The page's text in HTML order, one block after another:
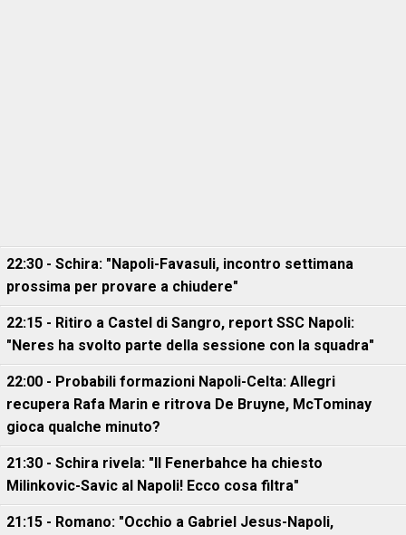
22:30 - Schira: "Napoli-Favasuli, incontro settimana
prossima per provare a chiudere"
22:15 - Ritiro a Castel di Sangro, report SSC Napoli:
"Neres ha svolto parte della sessione con la squadra"
22:00 - Probabili formazioni Napoli-Celta: Allegri
recupera Rafa Marin e ritrova De Bruyne, McTominay
gioca qualche minuto?
21:30 - Schira rivela: "Il Fenerbahce ha chiesto
Milinkovic-Savic al Napoli! Ecco cosa filtra"
21:15 - Romano: "Occhio a Gabriel Jesus-Napoli,